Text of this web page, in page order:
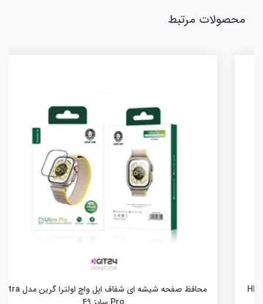
محصولات مرتبط
محافظ صفحه شیشه ای شفاف اپل واچ اولترا گرین مدل Ultra